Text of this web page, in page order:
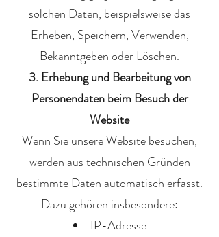
solchen Daten, beispielsweise das
Erheben, Speichern, Verwenden,
Bekanntgeben oder Löschen.
3. Erhebung und Bearbeitung von
Personendaten beim Besuch der
Website
Wenn Sie unsere Website besuchen,
werden aus technischen Gründen
bestimmte Daten automatisch erfasst.
Dazu gehören insbesondere:
IP-Adresse